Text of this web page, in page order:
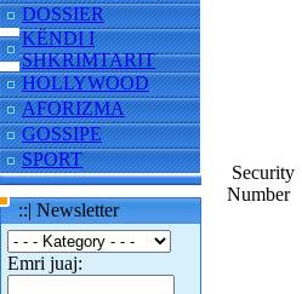
DOSSIER
KËNDI I
SHKRIMTARIT
HOLLYWOOD
AFORIZMA
GOSSIPE
SPORT
::| Newsletter
Emri juaj:
Security
Number